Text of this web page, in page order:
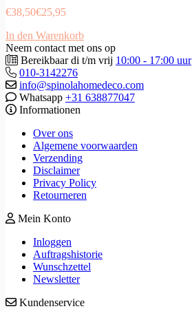
€38,50€25,95
In den Warenkorb
Neem contact met ons op
Bereikbaar di t/m vrij 10:00 - 17:00 uur
010-3142276
info@spinolahomedeco.com
Whatsapp +31 638877047
Informationen
Over ons
Algemene voorwaarden
Verzending
Disclaimer
Privacy Policy
Retourneren
Mein Konto
Inloggen
Auftragshistorie
Wunschzettel
Newsletter
Kundenservice